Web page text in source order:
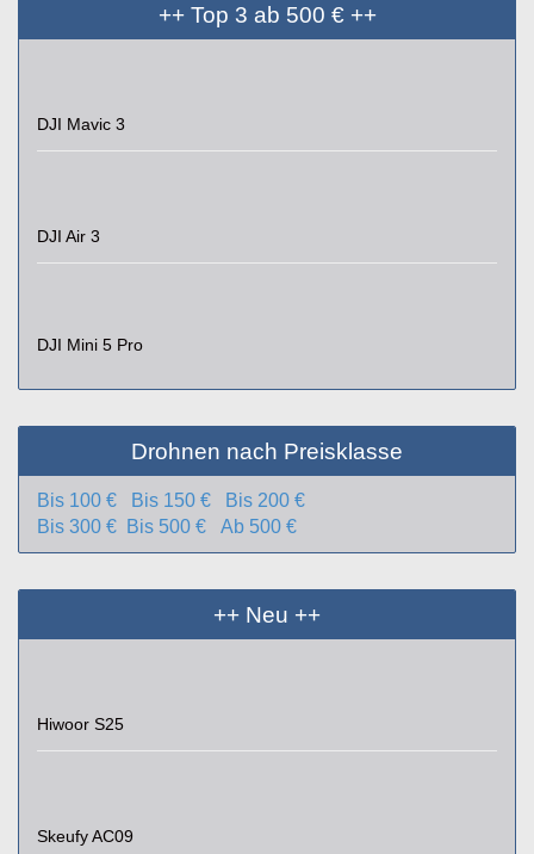
++ Top 3 ab 500 € ++
DJI Mavic 3
DJI Air 3
DJI Mini 5 Pro
Drohnen nach Preisklasse
Bis 100 € Bis 150 €
Bis 200 €
Bis 300 € Bis 500 € Ab 500 €
++ Neu ++
Hiwoor S25
Skeufy AC09